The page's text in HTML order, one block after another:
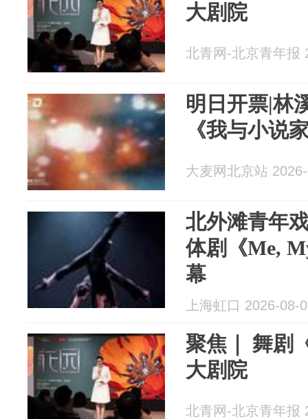
大剧院
北青网-北京青年报
明日开票|林
《我与小说
大麦网北京站
北外滩青年
体剧《Me,
幕
上海虹口 2026-08-
聚焦｜ 舞剧
大剧院
北青网-北京青年报